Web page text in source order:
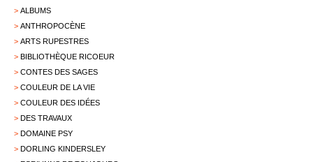
> ALBUMS
> ANTHROPOCÈNE
> ARTS RUPESTRES
> BIBLIOTHÈQUE RICOEUR
> CONTES DES SAGES
> COULEUR DE LA VIE
> COULEUR DES IDÉES
> DES TRAVAUX
> DOMAINE PSY
> DORLING KINDERSLEY